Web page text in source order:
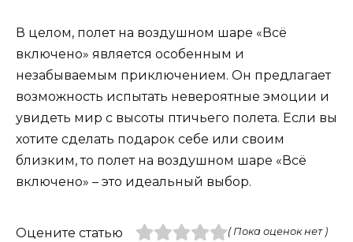
В целом, полет на воздушном шаре «Всё
включено» является особенным и
незабываемым приключением. Он предлагает
возможность испытать невероятные эмоции и
увидеть мир с высоты птичьего полета. Если вы
хотите сделать подарок себе или своим
близким, то полет на воздушном шаре «Всё
включено» – это идеальный выбор.
Оцените статью ( Пока оценок нет )